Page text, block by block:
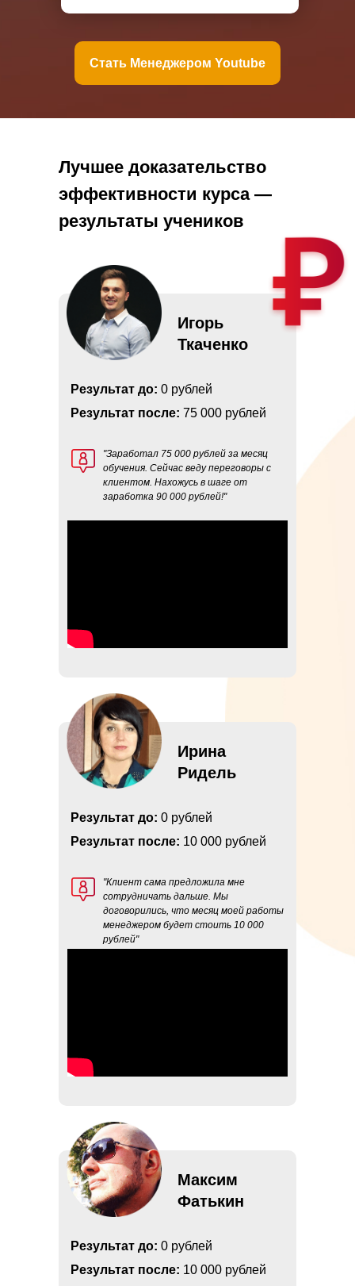
Стать Менеджером Youtube
Лучшее доказательство
эффективности курса —
результаты учеников
Игорь
Ткаченко
"Заработал 75 000 рублей за месяц
обучения. Сейчас веду переговоры с
клиентом. Нахожусь в шаге от
заработка 90 000 рублей!"
Результат до: 0 рублей
Результат после: 75 000 рублей
Ирина
Ридель
"Клиент сама предложила мне
сотрудничать дальше. Мы
договорились, что месяц моей работы
менеджером будет стоить 10 000
рублей"
Результат до: 0 рублей
Результат после: 10 000 рублей
Максим
Фатькин
Результат до: 0 рублей
Результат после: 10 000 рублей